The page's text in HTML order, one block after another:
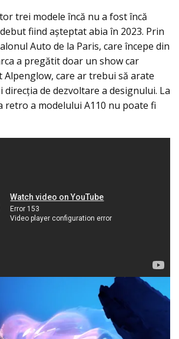
trei modele încă nu a fost încă
fiind aşteptat abia în 2023. Prin
Auto de la Paris, care începe din
a pregătit doar un show car
care ar trebui să arate
direcția de dezvoltare a designului. La
retro a modelului A110 nu poate fi